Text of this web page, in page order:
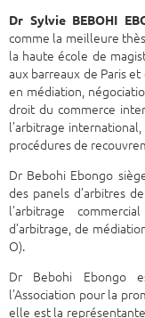
Dr Sylvie BEBOHI
comme la meilleure
la haute école de
aux barreaux de Paris
en médiation,
droit du commerce
l’arbitrage
procédures de
Dr Bebohi Ebongo
des panels d’arbitres
l’arbitrage
d’arbitrage, de
O).
Dr Bebohi Ebongo
l’Association pour la
elle est la